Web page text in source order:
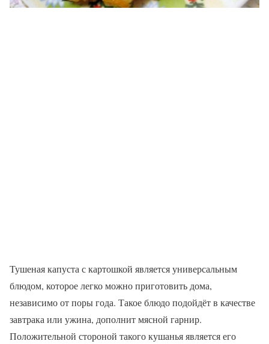
Тушеная капуста с картошкой является универсальным
блюдом, которое легко можно приготовить дома,
независимо от поры года. Такое блюдо подойдёт в качестве
завтрака или ужина, дополнит мясной гарнир.
Положительной стороной такого кушанья является его